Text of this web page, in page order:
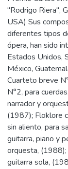
"Rodrigo Riera",
USA) Sus
diferentes tipos
ópera, han sido
Estados Unidos,
México,
Cuarteto breve
N°2, para
narrador y
(1987); Floklore
sin aliento, para
guitarra, piano y
orquesta, (1988);
guitarra sola,